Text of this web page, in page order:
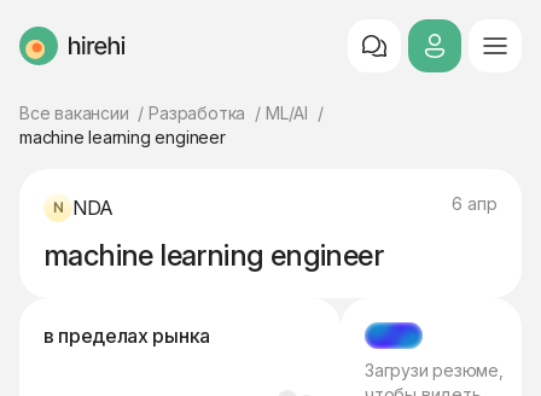
HireHi
Все вакансии Разработка
ML/AI
machine learning engineer
NDA 6 апр
machine learning engineer
в пределах рынка
МЭТЧ
Загрузи резюме,